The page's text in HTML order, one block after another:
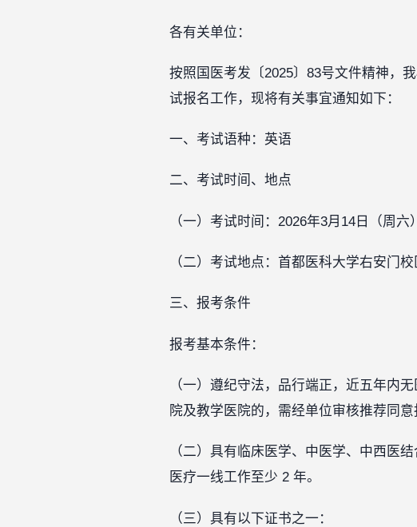
各有关单位：
按照国医考发〔2025〕83号文件精神，
试报名工作，现将有关事宜通知如下：
一、考试语种：英语
二、考试时间、地点
（一）考试时间：2026年3月14日（周六
（二）考试地点：首都医科大学右安门校
三、报考条件
报考基本条件：
（一）遵纪守法，品行端正，近五年内
院及教学医院的，需经单位审核推荐同意
（二）具有临床医学、中医学、中西医
医疗一线工作至少 2 年。
（三）具有以下证书之一：